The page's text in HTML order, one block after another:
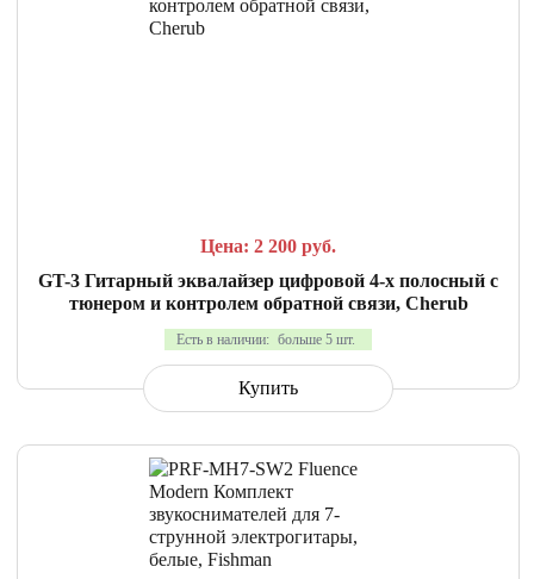
Цена: 2 200 руб.
GT-3 Гитарный эквалайзер цифровой 4-х полосный с
тюнером и контролем обратной связи, Cherub
Есть в наличии: больше 5 шт.
Купить